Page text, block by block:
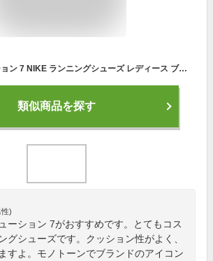
ナイキ レボリューション 7 NIKE ランニングシューズ レディース ブラック 黒 ホワイト 白 FB2208 スニーカー シューズ ローカット ブランド シンプル スポーティ スポーツ ランニング トレーニング ジム レジャー 靴 運動 軽量 定番 国内正規品
類似商品を探す
)
ーション 7がおすすめです。とてもコス
グシューズです。クッション性がよく、
すよ。モノトーンでブランドのアイコン